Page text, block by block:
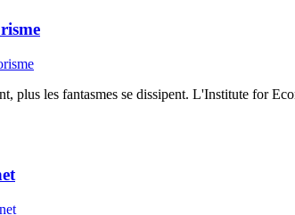
plus les fantasmes se dissipent. L'Institute for